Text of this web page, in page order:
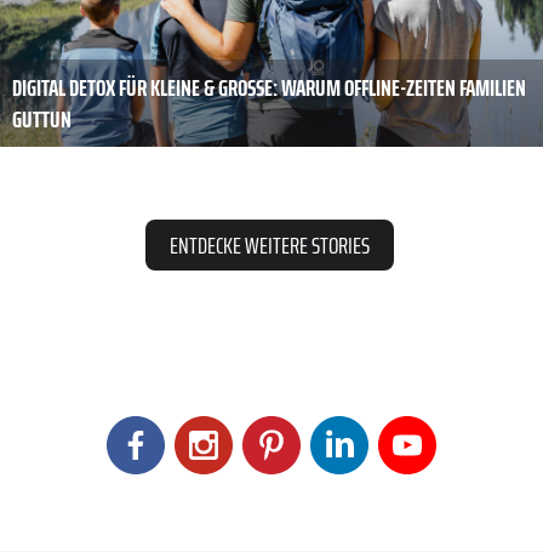
DIGITAL DETOX FÜR KLEINE & GROSSE: WARUM OFFLINE-ZEITEN FAMILIEN G
UTTUN
ENTDECKE WEITERE STORIES